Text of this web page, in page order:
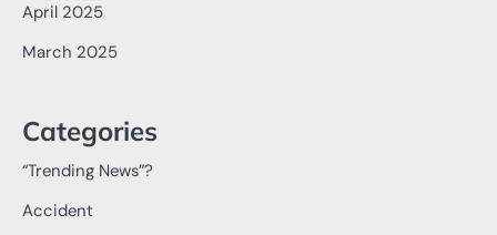
April 2025
March 2025
Categories
“Trending News”?
Accident